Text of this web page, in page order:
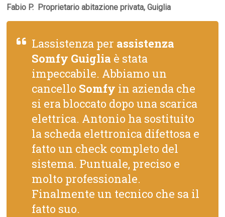
Fabio P.  Proprietario abitazione privata, Guiglia
Lassistenza per assistenza
Somfy Guiglia è stata
impeccabile. Abbiamo un
cancello Somfy in azienda che
si era bloccato dopo una scarica
elettrica. Antonio ha sostituito
la scheda elettronica difettosa e
fatto un check completo del
sistema. Puntuale, preciso e
molto professionale.
Finalmente un tecnico che sa il
fatto suo.